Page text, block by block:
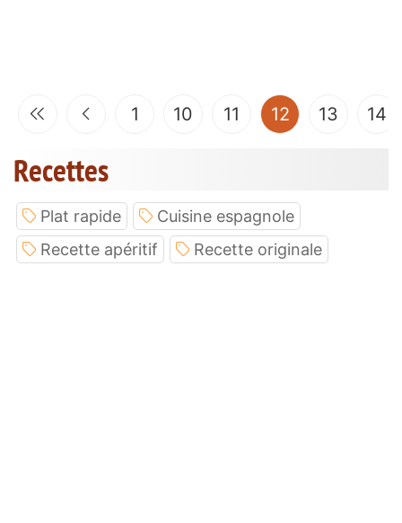
1 10 11 12(current)
13 14
Recettes
Plat rapide
Cuisine espagnole
Recette apéritif
Recette originale